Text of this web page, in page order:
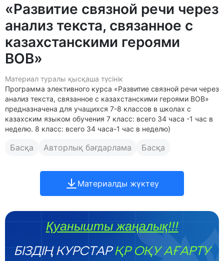
«Развитие связной речи через
анализ текста, связанное с
казахстанскими героями
ВОВ»
Материал туралы қысқаша түсінік
Программа элективного курса «Развитие связной речи через
анализ текста, связанное с казахстанскими героями ВОВ»
предназначена для учащихся 7-8 классов в школах с
казахским языком обучения 7 класс: всего 34 часа -1 час в
неделю. 8 класс: всего 34 часа-1 час в неделю)
Басқа Авторлық бағдарлама Басқа
Материалды жүктеу
Қуанышты жаңалық!!!
БІЗДІҢ КУРСТАРҚР ОҚУ АҒАРТУ